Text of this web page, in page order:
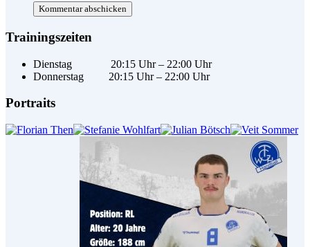
Trainingszeiten
Dienstag 20:15 Uhr – 22:00 Uhr
Donnerstag 20:15 Uhr – 22:00 Uhr
Portraits